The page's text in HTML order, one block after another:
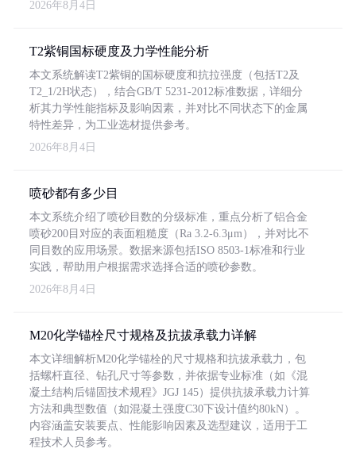
2026年8月4日
T2紫铜国标硬度及力学性能分析
本文系统解读T2紫铜的国标硬度和抗拉强度（包括T2及
T2_1/2H状态），结合GB/T 5231-2012标准数据，详细分
析其力学性能指标及影响因素，并对比不同状态下的金属
特性差异，为工业选材提供参考。
2026年8月4日
喷砂都有多少目
本文系统介绍了喷砂目数的分级标准，重点分析了铝合金
喷砂200目对应的表面粗糙度（Ra 3.2-6.3μm），并对比不
同目数的应用场景。数据来源包括ISO 8503-1标准和行业
实践，帮助用户根据需求选择合适的喷砂参数。
2026年8月4日
M20化学锚栓尺寸规格及抗拔承载力详解
本文详细解析M20化学锚栓的尺寸规格和抗拔承载力，包
括螺杆直径、钻孔尺寸等参数，并依据专业标准（如《混
凝土结构后锚固技术规程》JGJ 145）提供抗拔承载力计算
方法和典型数值（如混凝土强度C30下设计值约80kN）。
内容涵盖安装要点、性能影响因素及选型建议，适用于工
程技术人员参考。